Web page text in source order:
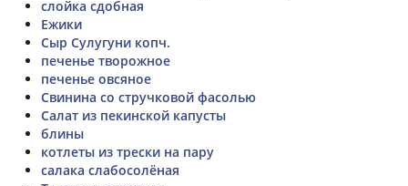
слойка сдобная
Ежики
Сыр Сулугуни копч.
печенье творожное
печенье овсяное
Свинина со стручковой фасолью
Салат из пекинской капусты
блины
котлеты из трески на пару
салака слабосолёная